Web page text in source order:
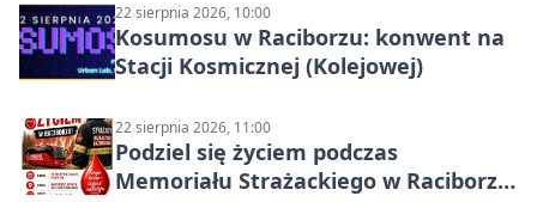
22 sierpnia 2026, 10:00
Kosumosu w Raciborzu: konwent na
Stacji Kosmicznej (Kolejowej)
22 sierpnia 2026, 11:00
Podziel się życiem podczas
Memoriału Strażackiego w Raciborzu